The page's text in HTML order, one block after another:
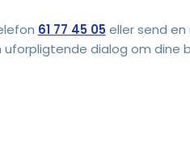
61 77 45 05 eller send en
uforpligtende dialog om dine